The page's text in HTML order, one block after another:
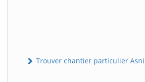
Trouver chantier particulier